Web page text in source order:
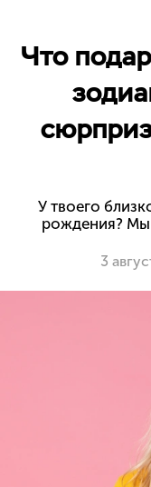
Что
У твоего
рождения? Мы
3